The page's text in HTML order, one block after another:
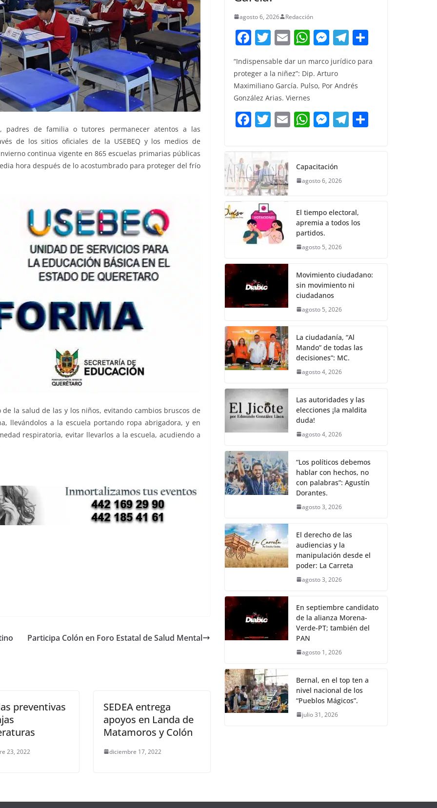
padres de familia o tutores permanecer atentos a las
de los sitios oficiales de la USEBEQ y los medios de
continua vigente en 865 escuelas primarias públicas
hora después de lo acostumbrado para proteger del frío
la salud de las y los niños, evitando cambios bruscos de
llevándolos a la escuela portando ropa abrigadora, y en
respiratoria, evitar llevarlos a la escuela, acudiendo a
Participa Colón en Foro Estatal de Salud Mental
preventivas
23, 2022
SEDEA entrega
apoyos en Landa de
Matamoros y Colón
diciembre 17, 2022
agosto 6, 2026 Redacción
F
c
e
b
o
o
k
T
w
itt
er
E
ai
l
W
at
s
p
p
M
e
ss
e
g
er
T
e
gr
m
m
“Indispensable dar un marco jurídico para
proteger a la niñez”: Dip. Arturo
Maximiliano García. Pulso, Por Andrés
González Arias. Viernes
F
c
e
b
o
o
k
T
itt
er
E W
s
A
p
M
e
n
er
T
Capacitación
agosto 6, 2026
El tiempo electoral,
apremia a todos los
partidos.
agosto 5, 2026
Movimiento ciudadano:
sin movimiento ni
ciudadanos
agosto 5, 2026
La ciudadanía, “Al
Mando” de todas las
decisiones”: MC.
agosto 4, 2026
Las autoridades y las
elecciones ¡la maldita
duda!
agosto 4, 2026
“Los políticos debemos
hablar con hechos, no
con palabras”: Agustín
Dorantes.
agosto 3, 2026
El derecho de las
audiencias y la
manipulación desde el
poder: La Carreta
agosto 3, 2026
En septiembre candidato
de la alianza Morena-
Verde-PT; también del
PAN
agosto 1, 2026
Bernal, en el top ten a
nivel nacional de los
“Pueblos Mágicos”.
julio 31, 2026